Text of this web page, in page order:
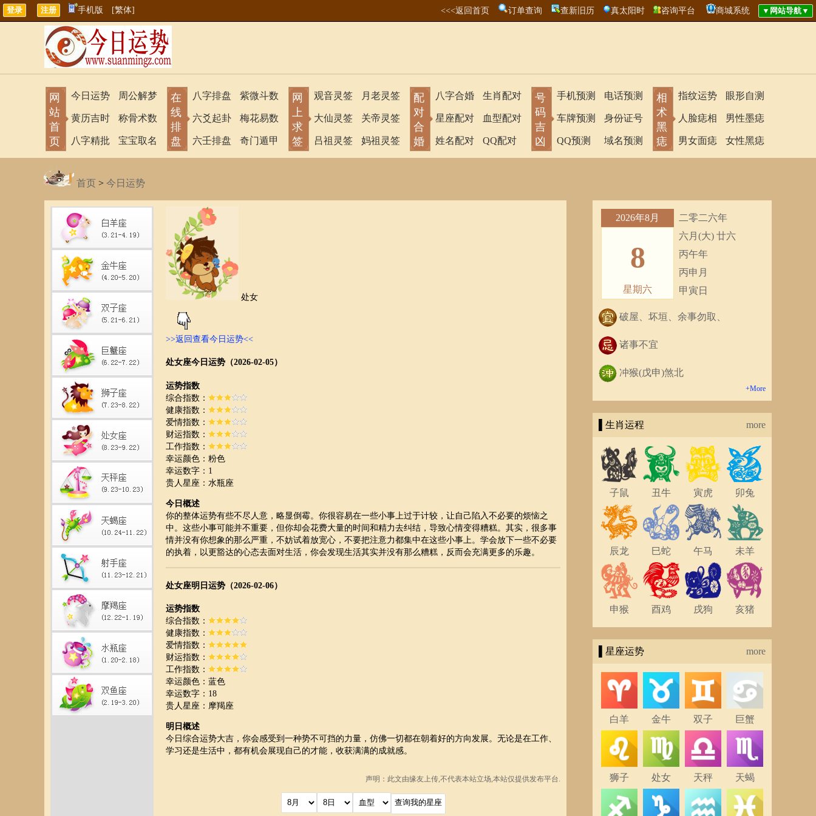
手机版 [繁体] <<<返回首页 订单查询 查新旧历 真太阳时 咨询平台 商城系统
网
站
首
页
今日运势
黄历吉时
八字精批
周公解梦
称骨术数
宝宝取名
在
线
排
盘
八字排盘
六爻起卦
六壬排盘
紫微斗数
梅花易数
奇门遁甲
网
上
求
签
观音灵签
大仙灵签
吕祖灵签
月老灵签
关帝灵签
妈祖灵签
配
对
合
婚
八字合婚
星座配对
姓名配对
生肖配对
血型配对
QQ配对
号
码
吉
凶
手机预测
车牌预测
QQ预测
电话预测
身份证号
域名预测
相
术
黑
痣
指纹运势
人脸痣相
男女面痣
眼形自测
男性墨痣
女性黑痣
首页 > 今日运势
处女
>>返回查看今日运势<<
处女座今日运势（2026-02-05）
运势指数
综合指数：
健康指数：
爱情指数：
财运指数：
工作指数：
幸运颜色：粉色
幸运数字：1
贵人星座：水瓶座
今日概述
你的整体运势有些不尽人意，略显倒霉。你很容易在一些小事上过于计较，让自己陷入不必要的烦恼之
中。这些小事可能并不重要，但你却会花费大量的时间和精力去纠结，导致心情变得糟糕。其实，很多事
情并没有你想象的那么严重，不妨试着放宽心，不要把注意力都集中在这些小事上。学会放下一些不必要
的执着，以更豁达的心态去面对生活，你会发现生活其实并没有那么糟糕，反而会充满更多的乐趣。
处女座明日运势（2026-02-06）
运势指数
综合指数：
健康指数：
爱情指数：
财运指数：
工作指数：
幸运颜色：蓝色
幸运数字：18
贵人星座：摩羯座
明日概述
今日综合运势大吉，你会感受到一种势不可挡的力量，仿佛一切都在朝着好的方向发展。无论是在工作、
学习还是生活中，都有机会展现自己的才能，收获满满的成就感。
声明：此文由缘友上传,不代表本站立场,本站仅提供发布平台.
2026年8月
8
星期六
二零二六年
六月(大) 廿六
丙午年
丙申月
甲寅日
破屋、坏垣、余事勿取、
诸事不宜
冲猴(戊申)煞北
+More
▌生肖运程 more
子鼠 丑牛 寅虎 卯兔
辰龙 巳蛇 午马 未羊
申猴 酉鸡 戌狗 亥猪
▌星座运势 more
白羊 金牛 双子 巨蟹
狮子 处女 天秤 天蝎